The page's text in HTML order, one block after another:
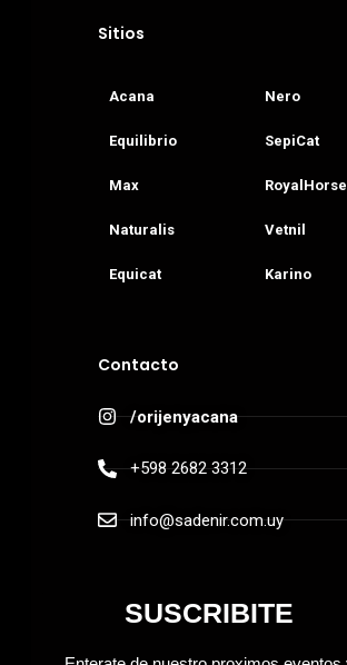
Sitios
Acana
Equilibrio
Max
Naturalis
Equicat
Nero
SepiCat
RoyalHorse
Vetnil
Karino
Contacto
/orijenyacana
+598 2682 3312
info@sadenir.com.uy